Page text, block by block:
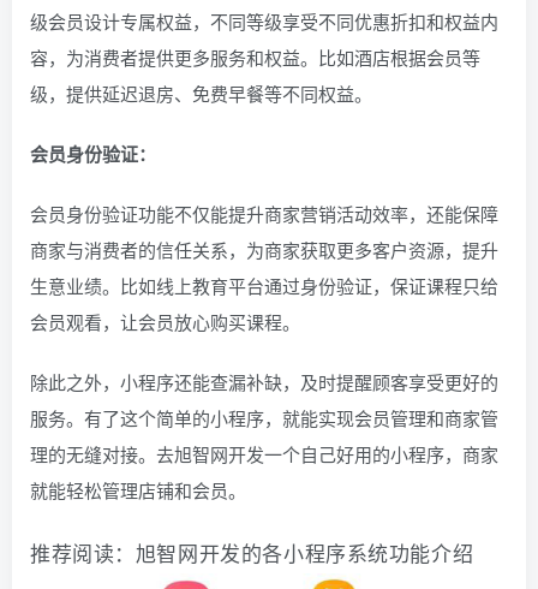
级会员设计专属权益，不同等级享受不同优惠折扣和权益内
容，为消费者提供更多服务和权益。比如酒店根据会员等
级，提供延迟退房、免费早餐等不同权益。
会员身份验证：
会员身份验证功能不仅能提升商家营销活动效率，还能保障
商家与消费者的信任关系，为商家获取更多客户资源，提升
生意业绩。比如线上教育平台通过身份验证，保证课程只给
会员观看，让会员放心购买课程。
除此之外，小程序还能查漏补缺，及时提醒顾客享受更好的
服务。有了这个简单的小程序，就能实现会员管理和商家管
理的无缝对接。去旭智网开发一个自己好用的小程序，商家
就能轻松管理店铺和会员。
推荐阅读： 旭智网开发的各小程序系统功能介绍